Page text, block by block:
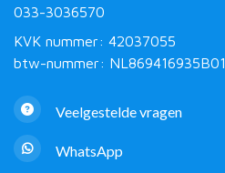
033-3036570
KVK nummer: 42037055
btw-nummer: NL869416935B01
Veelgestelde vragen
WhatsApp